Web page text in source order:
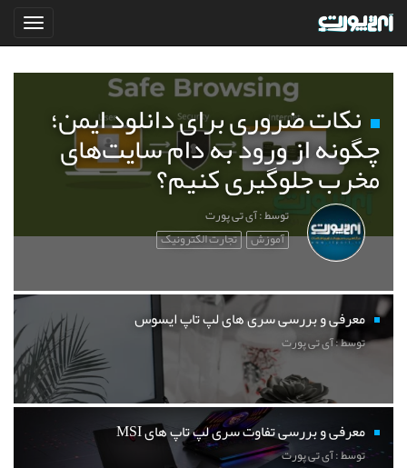
نکات ضروری برای دانلود ایمن؛
چگونه از ورود به دام سایت‌های
مخرب جلوگیری کنیم؟
توسط : آی تی پورت
آموزش تجارت الکترونیک
معرفی و بررسی سری های لپ تاپ ایسوس
توسط : آی تی پورت
معرفی و بررسی تفاوت سری لپ تاپ های MSI
توسط : آی تی پورت